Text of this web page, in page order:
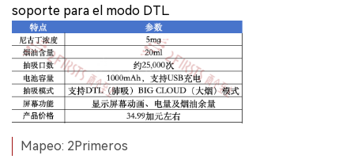
soporte para el modo DTL.
Mapeo: 2Primeros